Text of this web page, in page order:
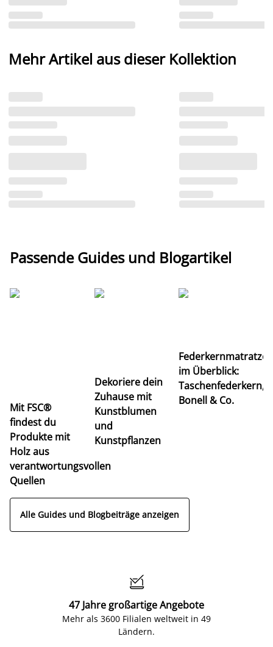
Mehr Artikel aus dieser Kollektion
Passende Guides und Blogartikel
Mit FSC®
findest du
Produkte mit
Holz aus
verantwortungsvollen
Quellen
Dekoriere dein
Zuhause mit
Kunstblumen
und
Kunstpflanzen
im Überblick:
Taschenfederkern,
Bonell & Co.
Alle Guides und Blogbeiträge anzeigen

47 Jahre großartige Angebote
Mehr als 3600 Filialen weltweit in 49
Ländern.